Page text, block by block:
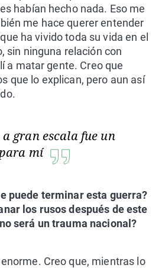
habían hecho nada. Eso me
me hace querer entender
ha vivido toda su vida en el
sin ninguna relación con
a matar gente. Creo que
que lo explican, pero aun así
gran escala fue un
mí
puede terminar esta guerra?
los rusos después de este
será un trauma nacional?
Creo que, mientras lo